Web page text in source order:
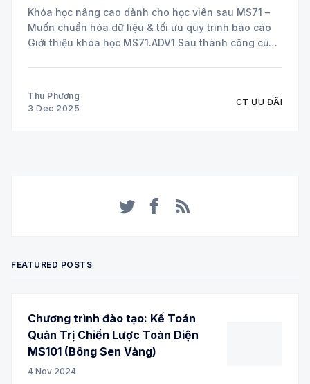
Khóa học nâng cao dành cho học viên sau MS71 –
Muốn chuẩn hóa dữ liệu & tối ưu quy trình báo cáo
Giới thiệu khóa học MS71.ADV1 Sau thành công của
Thu Phương
3 Dec 2025
CT ƯU ĐÃI
FEATURED POSTS
Chương trình đào tạo: Kế Toán
Quản Trị Chiến Lược Toàn Diện
MS101 (Bông Sen Vàng)
4 Nov 2024